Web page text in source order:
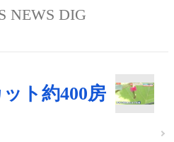
NEWS DIG
ト約400房